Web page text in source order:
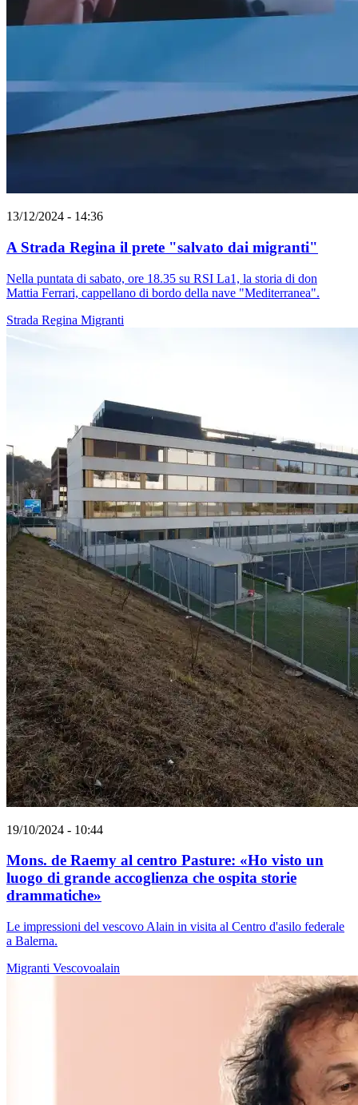
13/12/2024 - 14:36
A Strada Regina il prete "salvato dai migranti"
Nella puntata di sabato, ore 18.35 su RSI La1, la storia di don
Mattia Ferrari, cappellano di bordo della nave "Mediterranea".
Strada Regina Migranti
19/10/2024 - 10:44
Mons. de Raemy al centro Pasture: «Ho visto un
luogo di grande accoglienza che ospita storie
drammatiche»
Le impressioni del vescovo Alain in visita al Centro d'asilo federale
a Balerna.
Migranti Vescovoalain